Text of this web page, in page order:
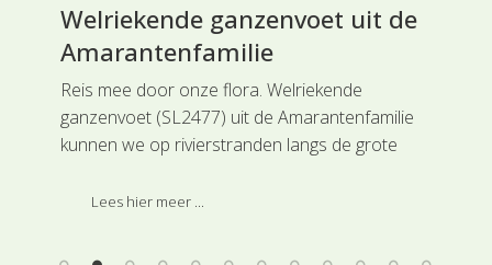
Welriekende ganzenvoet uit de
Amarantenfamilie
Reis mee door onze flora. Welriekende
ganzenvoet (SL2477) uit de Amarantenfamilie
kunnen we op rivierstranden langs de grote
vrij zeldzaam. Deze soort is ingedeeld bij de
Lees hier meer ...